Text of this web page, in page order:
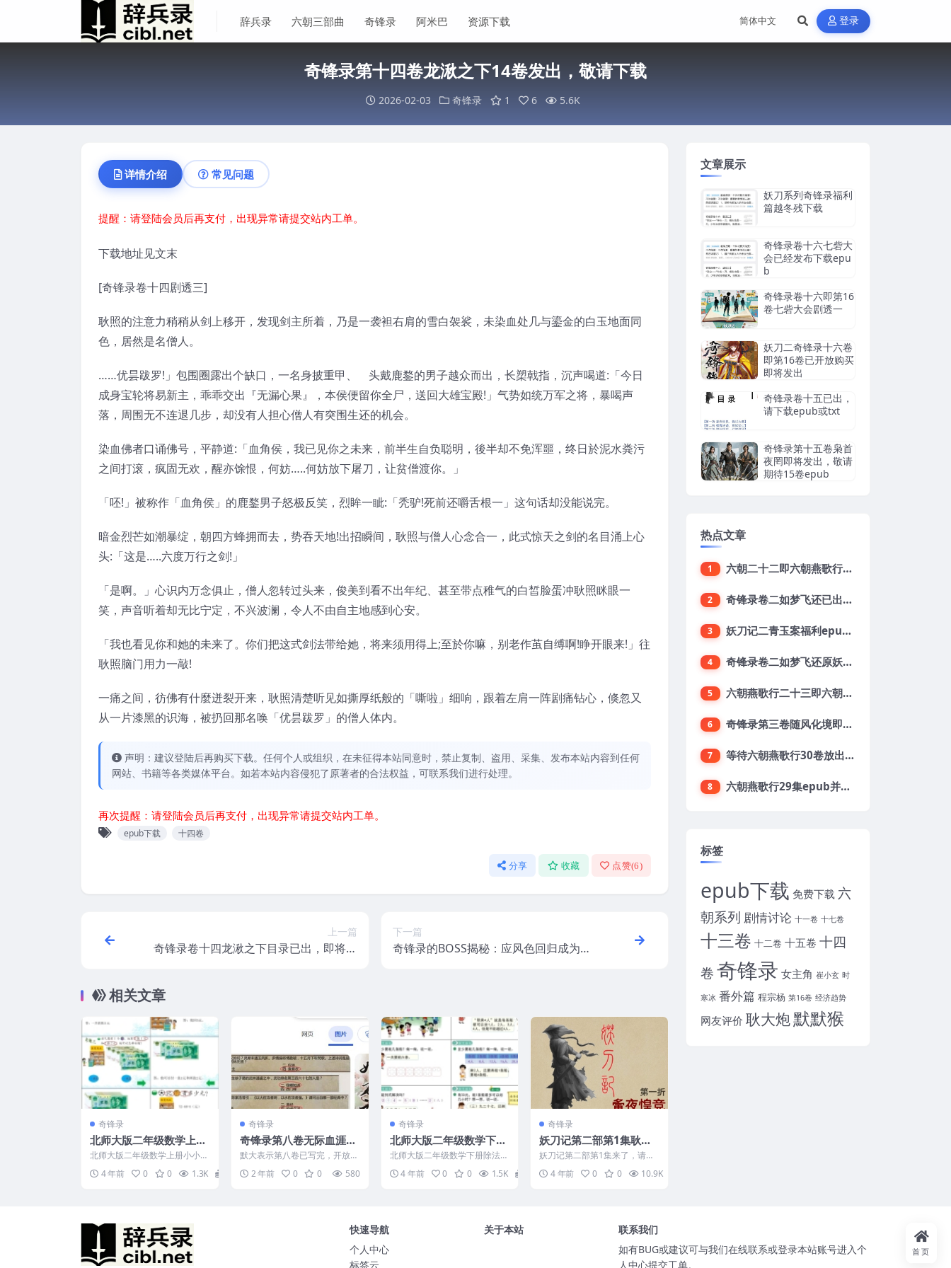
辞兵录 六朝三部曲 奇锋录 阿米巴 资源下载 登录
奇锋录第十四卷龙湫之下14卷发出，敬请下载
2026-02-03 奇锋录 1 6 5.6K
详情介绍 常见问题
提醒：请登陆会员后再支付，出现异常请提交站内工单。
下载地址见文末
[奇锋录卷十四剧透三]
耿照的注意力稍稍从剑上移开，发现剑主所着，乃是一袭袒右肩的雪白袈裟，未染血处几与鎏金的白玉地面同
色，居然是名僧人。
……优昙跋罗!」包围圈露出个缺口，一名身披重甲、ゝ头戴鹿鍪的男子越众而出，长槊戟指，沉声喝道:「今日
成身宝轮将易新主，乖乖交出『无漏心果』，本侯便留你全尸，送回大雄宝殿!」气势如统万军之将，暴喝声
落，周围无不连退几步，却没有人担心僧人有突围生还的机会。
染血佛者口诵佛号，平静道:「血角侯，我已见你之未来，前半生自负聪明，後半却不免浑噩，终日於泥水粪污
之间打滚，疯固无欢，醒亦馀恨，何妨…..何妨放下屠刀，让贫僧渡你。」
「呸!」被称作「血角侯」的鹿鍪男子怒极反笑，烈眸一眦:「秃驴!死前还嚼舌根一」这句话却没能说完。
暗金烈芒如潮暴绽，朝四方蜂拥而去，势吞天地!出招瞬间，耿照与僧人心念合一，此式惊天之剑的名目涌上心
头:「这是…..六度万行之剑!」
「是啊。」心识内万念俱止，僧人忽转过头来，俊美到看不出年纪、甚至带点稚气的白皙脸蛋冲耿照眯眼一
笑，声音听着却无比宁定，不兴波澜，令人不由自主地感到心安。
「我也看见你和她的未来了。你们把这式剑法带给她，将来须用得上;至於你嘛，别老作茧自缚啊!睁开眼来!」往
耿照脑门用力一敲!
一痛之间，彷佛有什麼迸裂开来，耿照清楚听见如撕厚纸般的「嘶啦」细响，跟着左肩一阵剧痛钻心，倏忽又
从一片漆黑的识海，被扔回那名唤「优昙跋罗」的僧人体内。
声明：建议登陆后再购买下载。任何个人或组织，在未征得本站同意时，禁止复制、盗用、采集、发布本站内容到任何
网站、书籍等各类媒体平台。如若本站内容侵犯了原著者的合法权益，可联系我们进行处理。
再次提醒：请登陆会员后再支付，出现异常请提交站内工单。
epub下载 十四卷
分享 收藏 点赞(6)
上一篇
奇锋录卷十四龙湫之下目录已出，即将发
下一篇
奇锋录的BOSS揭秘：应风色回归成为第
相关文章
奇锋录
北师大版二年级数学上册
小小商店加减法课件PPT
下载
北师大版二年级数学上册小小商
店课件PPT，共12页，可下载编
辑。 情趣导入：开办...
4 年前 0 0 1.3K
奇锋录
奇锋录第八卷无际血涯目
录，看看国外人工智能续
写实力
默大表示第八卷已写完，开放充
值中，敬请期待下载的放出。
《奇锋录》 卷八〈无际血...
2 年前 0 0 580
奇锋录
北师大版二年级数学下册
除法租船课件PPT下载
北师大版二年级数学下册除法租
船课件PPT，共22页，可下载编
辑。 情景导入 淘气...
4 年前 0 0 1.5K
奇锋录
妖刀记第二部第1集耿大
炮装逼来了请下载epub
妖刀记第二部第1集来了，请到
文末下载epub。 距离骧公幽邸
中那场惊天动地的决战...
4 年前 0 0 10.9K
文章展示
妖刀系列奇锋录福利
篇越冬残下载
奇锋录卷十六七砦大
会已经发布下载epu
b
奇锋录卷十六即第16
卷七砦大会剧透一
妖刀二奇锋录十六卷
即第16卷已开放购买
即将发出
奇锋录卷十五已出，
请下载epub或txt
奇锋录第十五卷枭首
夜罔即将发出，敬请
期待15卷epub
热点文章
1 六朝二十二即六朝燕歌行22集已出敬请下载
2 奇锋录卷二如梦飞还已出epub下载地址
3 妖刀记二青玉案福利epub，鱼龙舞16终结版txt下载
4 奇锋录卷二如梦飞还原妖刀2第二卷目录及梗概
5 六朝燕歌行二十三即六朝23集开始预定了
6 奇锋录第三卷随风化境即妖刀贰卷三开放下载
7 等待六朝燕歌行30卷放出上集之第六章阖家献祝
8 六朝燕歌行29集epub并期待下载六朝三十集
标签
epub下载 免费下载 六
朝系列 剧情讨论 十一卷 十七卷
十三卷 十二卷 十五卷 十四
卷奇锋录 女主角 崔小玄 时
寒冰 番外篇 程宗杨 第16卷 经济趋势
网友评价 耿大炮默默猴
快速导航
个人中心
标签云
关于本站
联系我们
如有BUG或建议可与我们在线联系或登录本站账号进入个
人中心提交工单。
首页